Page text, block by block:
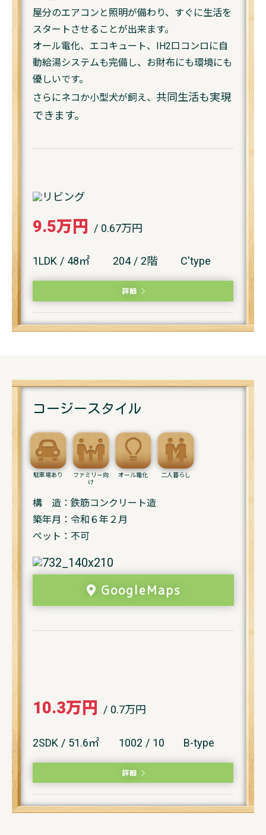
屋分のエアコンと照明が備わり、すぐに生活を
スタートさせることが出来ます。
オール電化、エコキュート、IH2口コンロに自
動給湯システムも完備し、お財布にも環境にも
優しいです。
さらにネコか小型犬が飼え、共同生活も実現
できます。
204 / 2階
1LDK / 48㎡ C'type
9.5万円 / 0.67万円
詳細
コージースタイル
駐車場あり
ファミリー向
け
オール電化 二人暮らし
構 造：鉄筋コンクリート造
築年月：令和６年２月
ペット：不可
GoogleMaps
1002 / 10
2SDK / 51.6㎡ B-type
10.3万円 / 0.7万円
詳細